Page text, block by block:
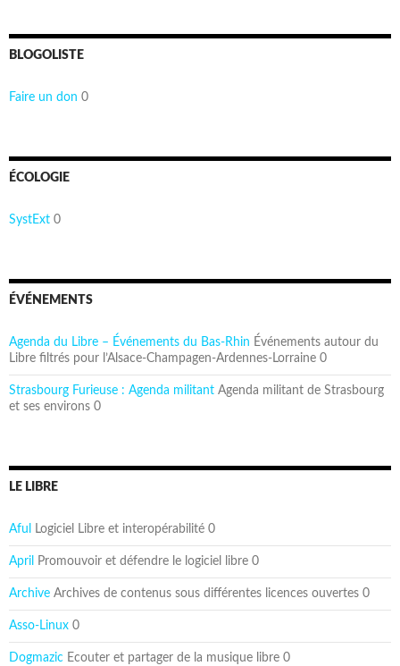
BLOGOLISTE
Faire un don 0
ÉCOLOGIE
SystExt 0
ÉVÉNEMENTS
Agenda du Libre – Événements du Bas-Rhin Événements autour du
Libre filtrés pour l’Alsace-Champagen-Ardennes-Lorraine 0
Strasbourg Furieuse : Agenda militant Agenda militant de Strasbourg
et ses environs 0
LE LIBRE
Aful Logiciel Libre et interopérabilité 0
April Promouvoir et défendre le logiciel libre 0
Archive Archives de contenus sous différentes licences ouvertes 0
Asso-Linux 0
Dogmazic Ecouter et partager de la musique libre 0